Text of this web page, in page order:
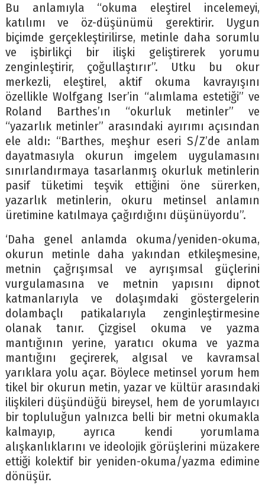
Bu anlamıyla “okuma eleştirel incelemeyi,
katılımı ve öz-düşünümü gerektirir. Uygun
biçimde gerçekleştirilirse, metinle daha sorumlu
ve işbirlikçi bir ilişki geliştirerek yorumu
zenginleştirir, çoğullaştırır”. Utku bu okur
merkezli, eleştirel, aktif okuma kavrayışını
özellikle Wolfgang Iser’in “alımlama estetiği” ve
Roland Barthes’ın “okurluk metinler” ve
“yazarlık metinler” arasındaki ayırımı açısından
ele aldı: “Barthes, meşhur eseri S/Z’de anlam
dayatmasıyla okurun imgelem uygulamasını
sınırlandırmaya tasarlanmış okurluk metinlerin
pasif tüketimi teşvik ettiğini öne sürerken,
yazarlık metinlerin, okuru metinsel anlamın
üretimine katılmaya çağırdığını düşünüyordu”.
‘Daha genel anlamda okuma/yeniden-okuma,
okurun metinle daha yakından etkileşmesine,
metnin çağrışımsal ve ayrışımsal güçlerini
vurgulamasına ve metnin yapısını dipnot
katmanlarıyla ve dolaşımdaki göstergelerin
dolambaçlı patikalarıyla zenginleştirmesine
olanak tanır. Çizgisel okuma ve yazma
mantığının yerine, yaratıcı okuma ve yazma
mantığını geçirerek, algısal ve kavramsal
yarıklara yolu açar. Böylece metinsel yorum hem
tikel bir okurun metin, yazar ve kültür arasındaki
ilişkileri düşündüğü bireysel, hem de yorumlayıcı
bir topluluğun yalnızca belli bir metni okumakla
kalmayıp, ayrıca kendi yorumlama
alışkanlıklarını ve ideolojik görüşlerini müzakere
ettiği kolektif bir yeniden-okuma/yazma edimine
dönüşür.